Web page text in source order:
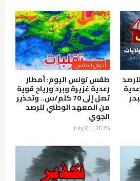
أحوال الطقس
طقس تونس اليوم: أمطار
رعدية غزيرة وبرد ورياح قوية
تصل إلى 70 كلم/س.. وتحذير
من المعهد الوطني للرصد
الجوي
July 01, 2026